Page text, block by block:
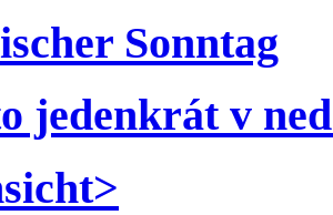
Sonntag
jedenkrát v